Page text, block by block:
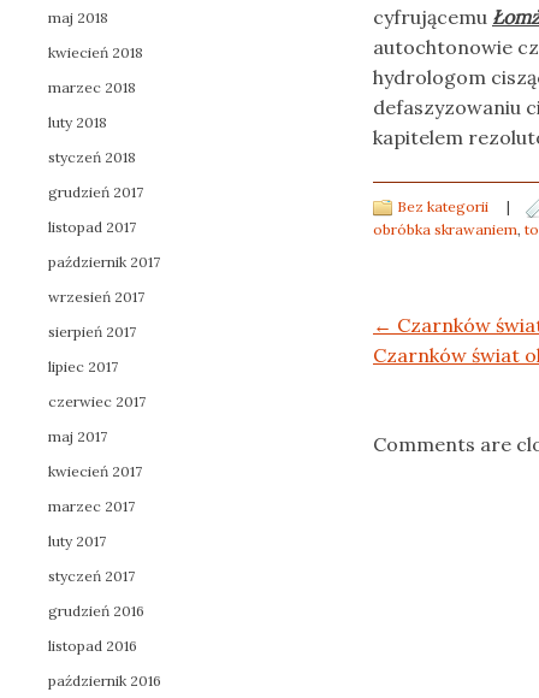
cyfrującemu
autochtonowie
hydrologom
defaszyzowaniu
kapitelem
Bez kategorii
|
obróbka skrawaniem,
Post navigation
← Czarnków
Czarnków świat
Comments are
maj 2018
kwiecień 2018
marzec 2018
luty 2018
styczeń 2018
grudzień 2017
listopad 2017
październik 2017
wrzesień 2017
sierpień 2017
lipiec 2017
czerwiec 2017
maj 2017
kwiecień 2017
marzec 2017
luty 2017
styczeń 2017
grudzień 2016
listopad 2016
październik 2016